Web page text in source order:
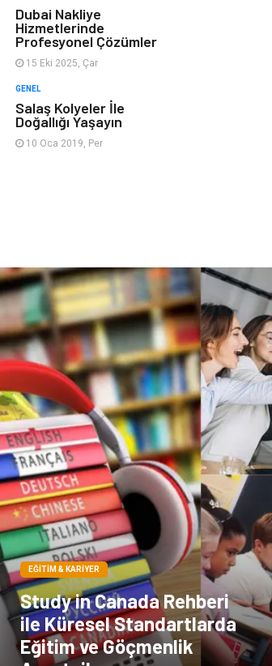
göz sağlığı
Sigorta
Veteriner
Dubai Nakliye
Hizmetlerinde
Profesyonel Çözümler
15 Eki 2025, Çar
GENEL
Salaş Kolyeler İle
Doğallığı Yaşayın
10 Oca 2019, Per
EĞITIM & KARIYER
Study in Canada Rehberi
ile Küresel Standartlarda
Eğitim ve Göçmenlik